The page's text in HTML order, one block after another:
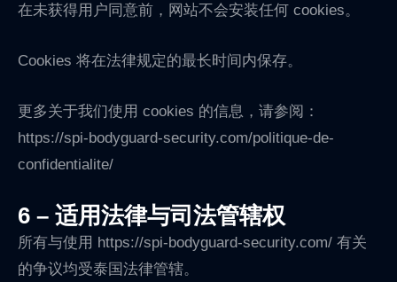
在未获得用户同意前，网站不会安装任何 cookies。
Cookies 将在法律规定的最长时间内保存。
更多关于我们使用 cookies 的信息，请参阅：
https://spi-bodyguard-security.com/politique-de-
confidentialite/
6 – 适用法律与司法管辖权
所有与使用 https://spi-bodyguard-security.com/ 有关
的争议均受泰国法律管辖。